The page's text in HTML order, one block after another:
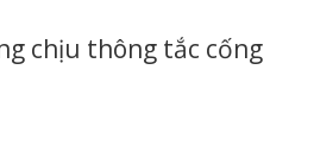
chịu thông tắc cống